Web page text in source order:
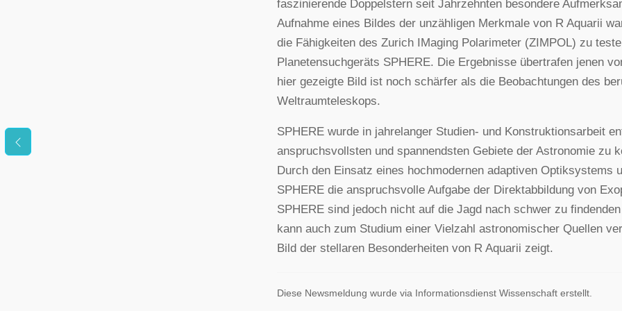
faszinierende Doppelstern seit Jahrzehnten besondere
Aufnahme eines Bildes der unzähligen Merkmale von R Aquarii
die Fähigkeiten des Zurich IMaging Polarimeter (ZIMPOL) zu
Planetensuchgeräts SPHERE. Die Ergebnisse übertrafen jenen
hier gezeigte Bild ist noch schärfer als die Beobachtungen des
Weltraumteleskops.
SPHERE wurde in jahrelanger Studien- und Konstruktionsarbeit
anspruchsvollsten und spannendsten Gebiete der Astronomie zu
Durch den Einsatz eines hochmodernen adaptiven Optiksystems
SPHERE die anspruchsvolle Aufgabe der Direktabbildung von
SPHERE sind jedoch nicht auf die Jagd nach schwer zu
kann auch zum Studium einer Vielzahl astronomischer Quellen
Bild der stellaren Besonderheiten von R Aquarii zeigt.
Diese Newsmeldung wurde via Informationsdienst Wissenschaft erstellt.